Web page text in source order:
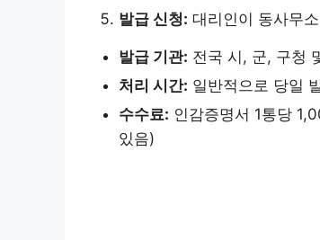
발급 신청: 대리인이 동사무
발급 기관: 전국 시, 군, 구청
처리 시간: 일반적으로 당일
수수료: 인감증명서 1통당
있음)